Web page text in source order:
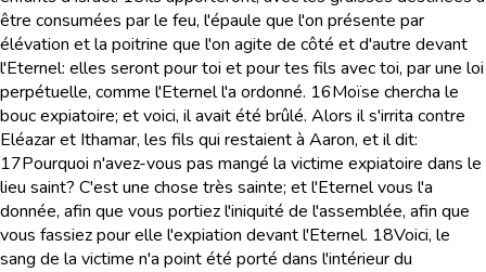
être consumées par le feu, l'épaule que l'on présente par
élévation et la poitrine que l'on agite de côté et d'autre devant
l'Eternel: elles seront pour toi et pour tes fils avec toi, par une loi
perpétuelle, comme l'Eternel l'a ordonné. 16Moïse chercha le
bouc expiatoire; et voici, il avait été brûlé. Alors il s'irrita contre
Eléazar et Ithamar, les fils qui restaient à Aaron, et il dit:
17Pourquoi n'avez-vous pas mangé la victime expiatoire dans le
lieu saint? C'est une chose très sainte; et l'Eternel vous l'a
donnée, afin que vous portiez l'iniquité de l'assemblée, afin que
vous fassiez pour elle l'expiation devant l'Eternel. 18Voici, le
sang de la victime n'a point été porté dans l'intérieur du